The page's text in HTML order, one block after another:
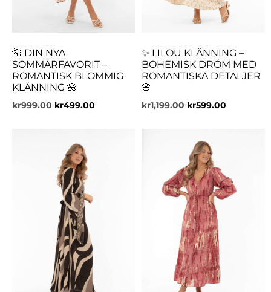
🌺 DIN NYA
SOMMARFAVORIT –
ROMANTISK BLOMMIG
KLÄNNING 🌺
kr999.00 kr499.00
✨ LILOU KLÄNNING –
BOHEMISK DRÖM MED
ROMANTISKA DETALJER
🌸
kr1,199.00 kr599.00